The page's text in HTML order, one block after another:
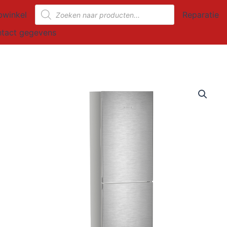
Producten
zoeken
Reparatie
gegevens